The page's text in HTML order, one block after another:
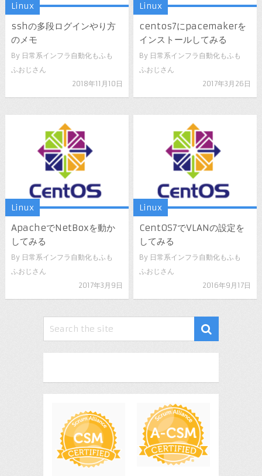
Linux
sshの多段ログインやり方
のメモ
By 日常系インフラ自動化もふも
ふおじさん
2018年11月10日
Linux
centos7にpacemakerを
インストールしてみる
By 日常系インフラ自動化もふも
ふおじさん
2017年3月26日
Linux
ApacheでNetBoxを動か
してみる
By 日常系インフラ自動化もふも
ふおじさん
2017年3月9日
Linux
CentOS7でVLANの設定を
してみる
By 日常系インフラ自動化もふも
ふおじさん
2016年9月17日